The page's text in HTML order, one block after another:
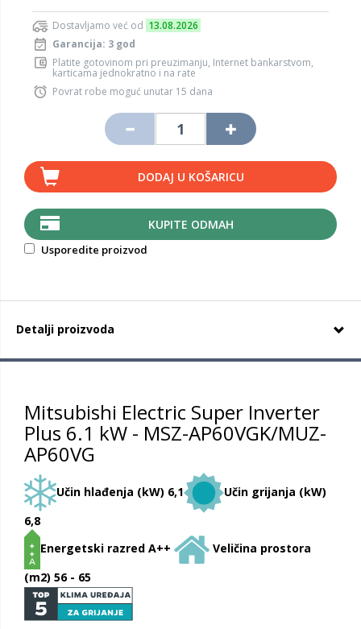
Dostavljamo već od 13.08.2026
Garancija: 3 god
Platite gotovinom pri preuzimanju, Internet bankarstvom,
karticama jednokratno i na rate
Povrat robe moguć unutar 15 dana
DODAJ U KOŠARICU
KUPITE ODMAH
Usporedite proizvod
Detalji proizvoda
Mitsubishi Electric Super Inverter
Plus 6.1 kW - MSZ-AP60VGK/MUZ-
AP60VG
Učin hlađenja (kW) 6,1
Učin grijanja (kW)
6,8
Energetski razred A++
Veličina prostora
(m2) 56 - 65